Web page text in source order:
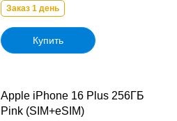
Заказ 1 день
Купить
Apple iPhone 16 Plus 256ГБ
Pink (SIM+eSIM)